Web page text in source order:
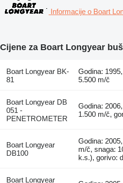
Informacije o Boart
Cijene za Boart Longyear
Boart Longyear BK-
81
Godina:
5.500 m/č
Boart Longyear DB
051 -
PENETROMETER
Godina:
1.500 m/č,
Boart Longyear
DB100
Godina:
m/č, snaga:
k.s.), gorivo:
Boart Longyear